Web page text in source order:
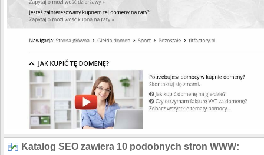
Katalog SEO zawiera 10 podobnych stron WWW: